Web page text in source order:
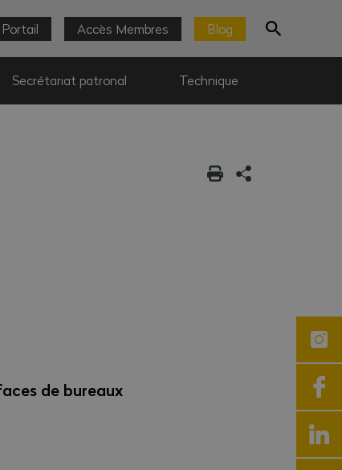
Accès Membres Blog
Secrétariat patronal Technique
de bureaux